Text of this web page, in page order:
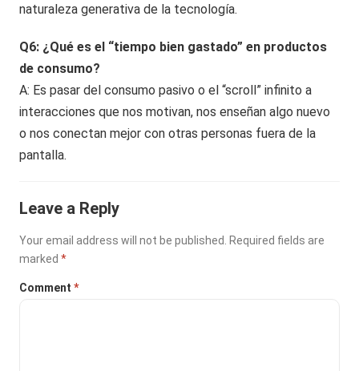
naturaleza generativa de la tecnología.
Q6: ¿Qué es el “tiempo bien gastado” en productos
de consumo?
A: Es pasar del consumo pasivo o el “scroll” infinito a
interacciones que nos motivan, nos enseñan algo nuevo
o nos conectan mejor con otras personas fuera de la
pantalla.
Leave a Reply
Your email address will not be published.
Required fields are
marked*
Comment*